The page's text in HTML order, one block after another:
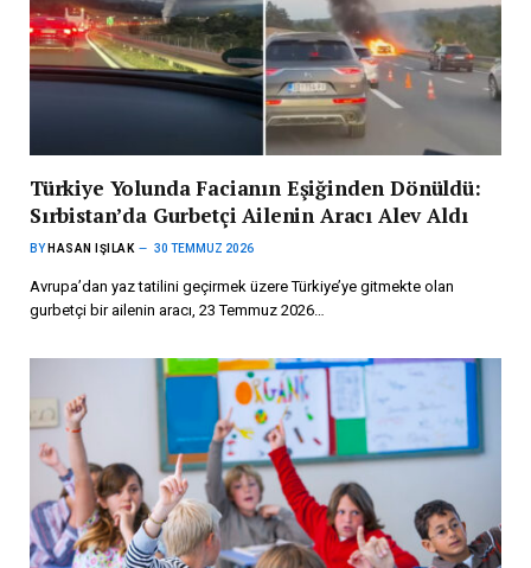
Türkiye Yolunda Facianın Eşiğinden Dönüldü:
Sırbistan’da Gurbetçi Ailenin Aracı Alev Aldı
BY HASAN IŞILAK 30 TEMMUZ 2026
Avrupa’dan yaz tatilini geçirmek üzere Türkiye’ye gitmekte olan
gurbetçi bir ailenin aracı, 23 Temmuz 2026…